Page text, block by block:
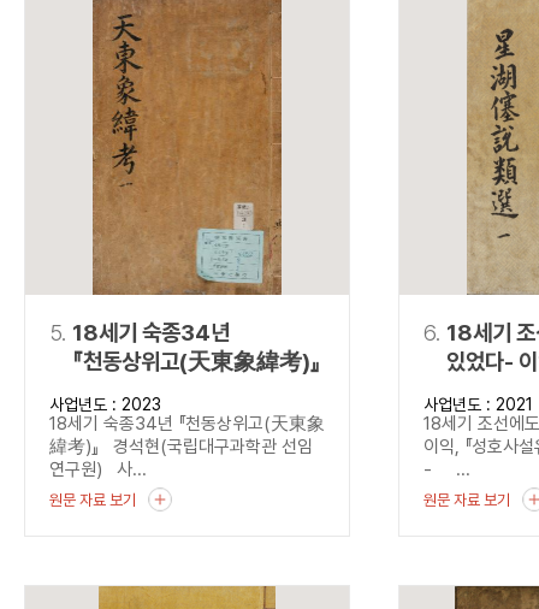
5. 18세기 숙종34년
『천동상위고(天東象緯考)』
사업년도 : 2023
18세기 숙종34년 『천동상위고(天東象
緯考)』 경석현(국립대구과학관 선임
연구원) 사...
원문 자료 보기
6. 18세기
있었다-
(星湖僿
사업년도 : 2021
18세기 조선에
이익, 『성호사
- ...
원문 자료 보기